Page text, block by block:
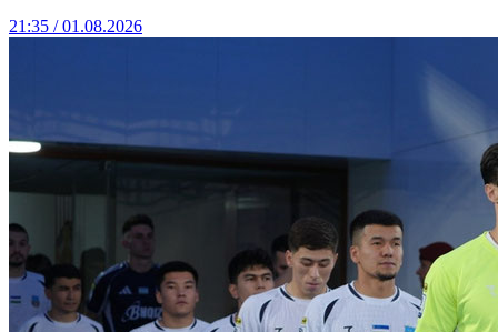
21:35 / 01.08.2026